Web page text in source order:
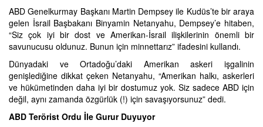
ABD Genelkurmay Başkanı Martin Dempsey ile Kudüs’te bir araya
gelen İsrail Başbakanı Binyamin Netanyahu, Dempsey’e hitaben,
“Siz çok iyi bir dost ve Amerikan-İsrail ilişkilerinin önemli bir
savunucusu oldunuz. Bunun için minnettarız” ifadesini kullandı.
Dünyadaki ve Ortadoğu’daki Amerikan askeri işgalinin
genişlediğine dikkat çeken Netanyahu, “Amerikan halkı, askerleri
ve hükümetinden daha iyi bir dostumuz yok. Siz sadece ABD için
değil, aynı zamanda özgürlük (!) için savaşıyorsunuz” dedi.
ABD Terörist Ordu İle Gurur Duyuyor